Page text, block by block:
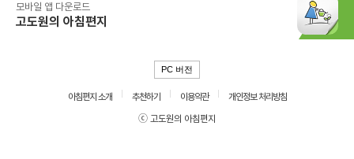
모바일 앱 다운로드
고도원의 아침편지
PC 버전
아침편지 소개 추천하기 이용약관
개인정보 처리방침
ⓒ 고도원의 아침편지